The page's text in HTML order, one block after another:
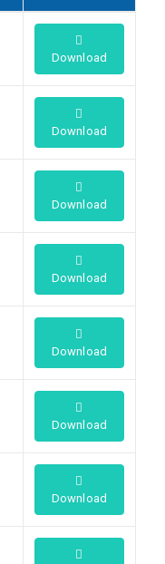
Download
Download
Download
Download
Download
Download
Download